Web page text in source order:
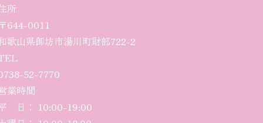
所
644-0011
歌山県御坊市湯川町財部722-2
52-7770
業時間
日： 10:00-19:00